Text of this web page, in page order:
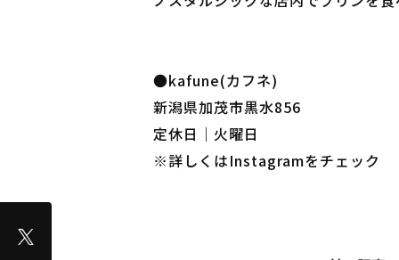
●kafune(カフネ)
新潟県加茂市黒水856
定休日｜火曜日
※詳しくはInstagramをチェック